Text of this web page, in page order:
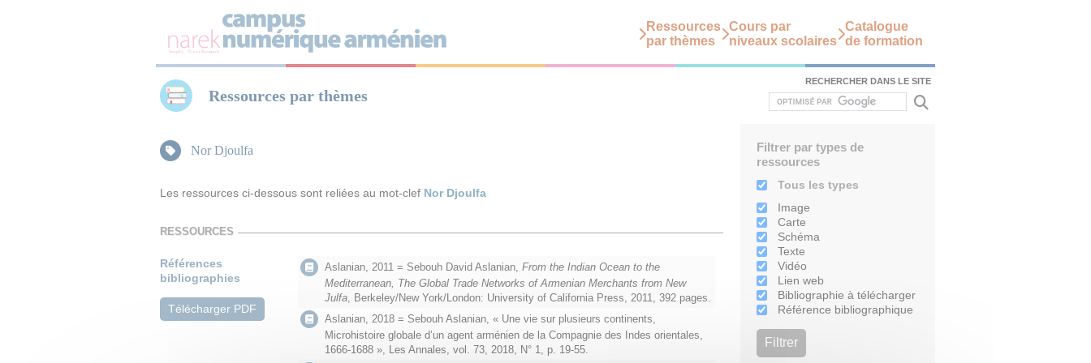
Ressources
par thèmes
Cours par
niveaux scolaires
Catalogue
de formation
Ressources par thèmes
RECHERCHER DANS LE SITE
Nor Djoulfa
Les ressources ci-dessous sont reliées au mot-clef Nor Djoulfa
RESSOURCES
Références
bibliographies
Télécharger PDF
Aslanian, 2011 = Sebouh David Aslanian, From the Indian Ocean to the
Mediterranean, The Global Trade Networks of Armenian Merchants from New
Julfa, Berkeley/New York/London: University of California Press, 2011, 392 pages.
Aslanian, 2018 = Sebouh Aslanian, « Une vie sur plusieurs continents,
Microhistoire globale d’un agent arménien de la Compagnie des Indes orientales,
1666-1688 », Les Annales, vol. 73, 2018, N° 1, p. 19-55.
Filtrer par types de
ressources
Tous les types
Image
Carte
Schéma
Texte
Vidéo
Lien web
Bibliographie à télécharger
Référence bibliographique
Filtrer